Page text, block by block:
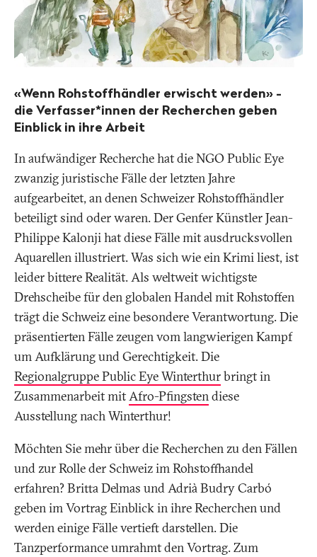
«Wenn Rohstoffhändler erwischt werden» -
die Verfasser*innen der Recherchen geben
Einblick in ihre Arbeit
In aufwändiger Recherche hat die NGO Public Eye
zwanzig juristische Fälle der letzten Jahre
aufgearbeitet, an denen Schweizer Rohstoffhändler
beteiligt sind oder waren. Der Genfer Künstler Jean-
Philippe Kalonji hat diese Fälle mit ausdrucksvollen
Aquarellen illustriert. Was sich wie ein Krimi liest, ist
leider bittere Realität. Als weltweit wichtigste
Drehscheibe für den globalen Handel mit Rohstoffen
trägt die Schweiz eine besondere Verantwortung. Die
präsentierten Fälle zeugen vom langwierigen Kampf
um Aufklärung und Gerechtigkeit. Die
Regionalgruppe Public Eye Winterthurbringt in
Zusammenarbeit mitAfro-Pfingstendiese
Ausstellung nach Winterthur!
Möchten Sie mehr über die Recherchen zu den Fällen
und zur Rolle der Schweiz im Rohstoffhandel
erfahren? Britta Delmas und Adrià Budry Carbó
geben im Vortrag Einblick in ihre Recherchen und
werden einige Fälle vertieft darstellen. Die
Tanzperformance umrahmt den Vortrag. Zum